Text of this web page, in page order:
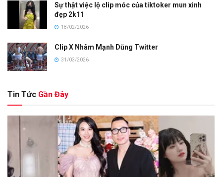
Sự thật việc lộ clip móc của tiktoker mun xinh
đẹp 2k11
18/02/2026
Clip X Nhâm Mạnh Dũng Twitter
31/03/2026
Tin Tức Gần Đây